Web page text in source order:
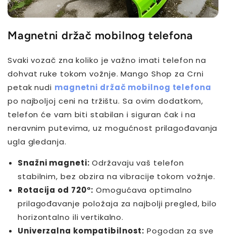
Magnetni držač mobilnog telefona
Svaki vozač zna koliko je važno imati telefon na
dohvat ruke tokom vožnje. Mango Shop za Crni
petak nudi magnetni držač mobilnog telefona
po najboljoj ceni na tržištu. Sa ovim dodatkom,
telefon će vam biti stabilan i siguran čak i na
neravnim putevima, uz mogućnost prilagođavanja
ugla gledanja.
Snažni magneti: Održavaju vaš telefon
stabilnim, bez obzira na vibracije tokom vožnje.
Rotacija od 720°: Omogućava optimalno
prilagođavanje položaja za najbolji pregled, bilo
horizontalno ili vertikalno.
Univerzalna kompatibilnost: Pogodan za sve